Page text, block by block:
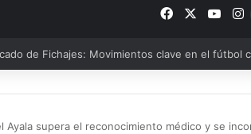
Facebook
Villarrobledo y el CB Criptana continúan
Ayala supera el reconocimiento médico y se